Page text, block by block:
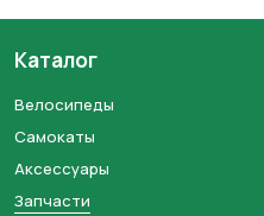
Каталог
Велосипеды
Самокаты
Аксессуары
Запчасти